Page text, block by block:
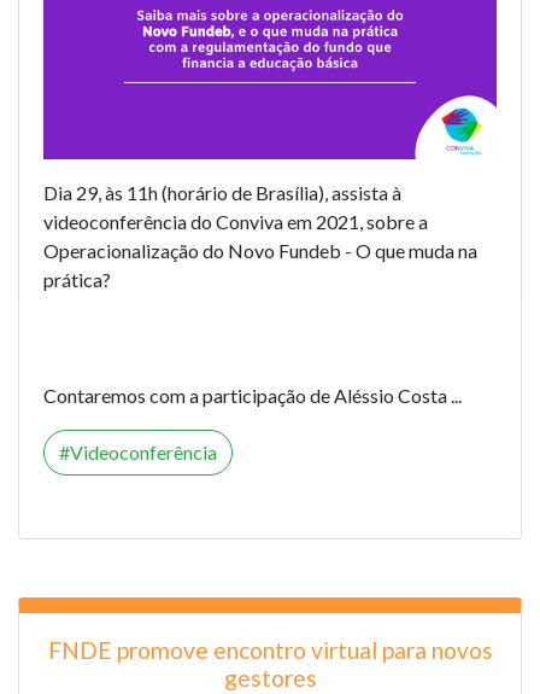
Dia 29, às 11h (horário de Brasília), assista à
videoconferência do Conviva em 2021, sobre a
Operacionalização do Novo Fundeb - O que muda na
prática?
Contaremos com a participação de Aléssio Costa ...
Videoconferência
FNDE promove encontro virtual para novos
gestores